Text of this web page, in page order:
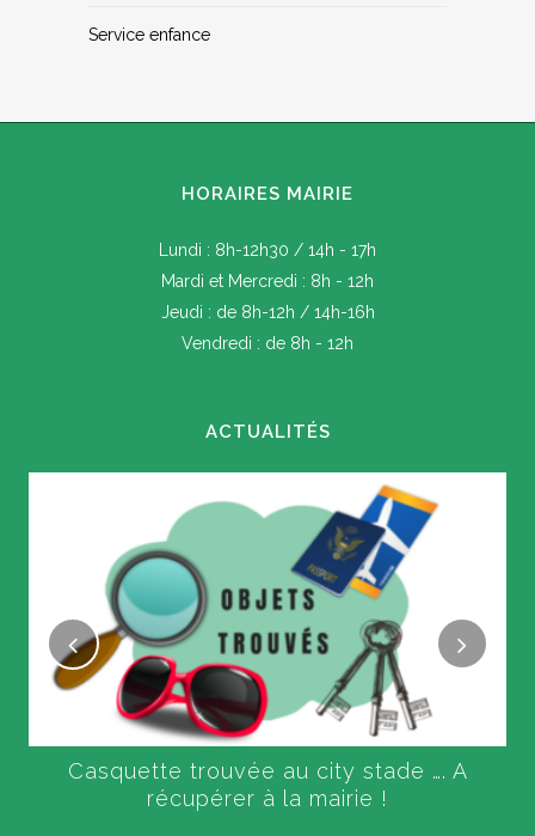
Service enfance
HORAIRES MAIRIE
Lundi : 8h-12h30 / 14h - 17h
Mardi et Mercredi : 8h - 12h
Jeudi : de 8h-12h / 14h-16h
Vendredi : de 8h - 12h
ACTUALITÉS
Casquette trouvée au city stade …. A
récupérer à la mairie !